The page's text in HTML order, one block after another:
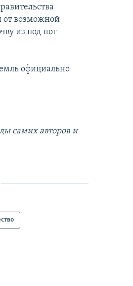
от возможной
из под ног
официально
самих авторов и